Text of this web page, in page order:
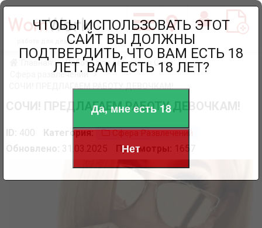
работа для девушек
Главная
Работа для девушек в Сочи
Сфера развлечений
СОЧИ! ПРЕДЛАГАЕМ РАБОТУ ДЕВОЧКАМ!
ID: 400 Категория: Сфера Развлечений
Обновлено: 31.03.2025 Просмотры: 1657
ЧТОБЫ ИСПОЛЬЗОВАТЬ ЭТОТ
САЙТ ВЫ ДОЛЖНЫ
ПОДТВЕРДИТЬ, ЧТО ВАМ ЕСТЬ 18
ЛЕТ. ВАМ ЕСТЬ 18 ЛЕТ?
Да, мне есть 18
Нет